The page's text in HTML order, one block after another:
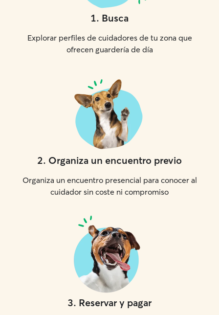
1. Busca
Explorar perfiles de cuidadores de tu zona que
ofrecen guardería de día
2. Organiza un encuentro previo
Organiza un encuentro presencial para conocer al
cuidador sin coste ni compromiso
3. Reservar y pagar